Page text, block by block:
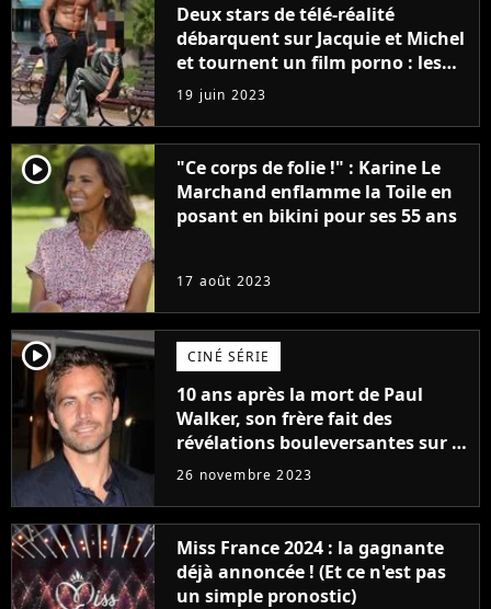
Deux stars de télé-réalité
débarquent sur Jacquie et Michel
et tournent un film porno : les
premières images du tournage
(exclu)
19 juin 2023
player2
"Ce corps de folie !" : Karine Le
Marchand enflamme la Toile en
posant en bikini pour ses 55 ans
17 août 2023
player2 CINÉ SÉRIE
10 ans après la mort de Paul
Walker, son frère fait des
révélations bouleversantes sur la
réaction des acteurs de Fast and
26 novembre 2023
Miss France 2024 : la gagnante
déjà annoncée ! (Et ce n'est pas
un simple pronostic)